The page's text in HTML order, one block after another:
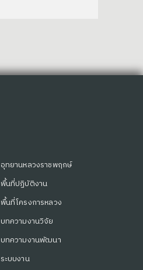
อุทยานหลวงราชพฤกษ์
พื้นที่ปฏิบัติงาน
พื้นที่โครงการหลวง
บทความงานวิจัย
บทความงานพัฒนา
ระบบงาน